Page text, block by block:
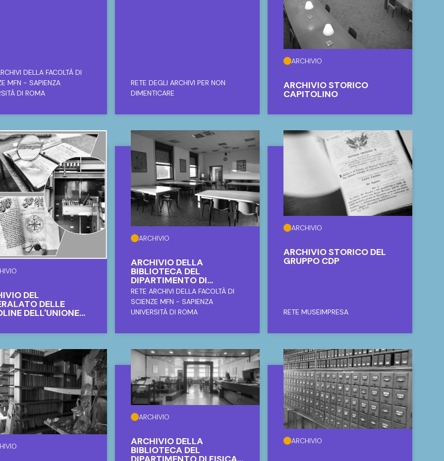
DELLA FACOLTÀ DI
MFN - SAPIENZA
DI ROMA
RETE DEGLI ARCHIVI PER NON
DIMENTICARE
ARCHIVIO
ARCHIVIO STORICO
CAPITOLINO
DEL
DELLE
DELL'UNIONE
ARCHIVIO
ARCHIVIO DELLA
BIBLIOTECA DEL
DIPARTIMENTO DI
BIOLOGIA E
BIOTECNOLOGIE
"CHARLES DARWIN"
RETE ARCHIVI DELLA FACOLTÀ DI
SCIENZE MFN - SAPIENZA
UNIVERSITÀ DI ROMA
ARCHIVIO
ARCHIVIO STORICO DEL
GRUPPO CDP
RETE MUSEIMPRESA
ARCHIVIO
ARCHIVIO DELLA
BIBLIOTECA DEL
ARCHIVIO